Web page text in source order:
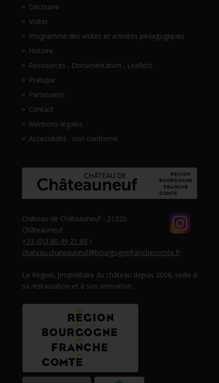
Découvrir
Visiter
Programme des visites et activités pédagogiques
Histoire
Ressources , Documentation , Leaflets
Pratique
Partenaires
Contact
Mentions légales
Accessibilité : non conforme
Château de Châteauneuf - 21320
Châteauneuf
+33 (0)3 80 49 21 89 /
chateau.chateauneuf@bourgognefranchecomte.fr
La Région, propriétaire du château depuis 2008, veille à
sa restauration et à son animation.